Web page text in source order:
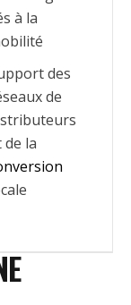
à la
des
de
de la